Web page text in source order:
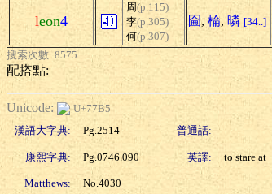
leon4
周(p.115)
李(p.305)
何(p.307)
圇, 棆, 暽 [34..]
搜索次數: 8575
配搭點:
Unicode:
U+77B5
漢語大字典:
Pg.2514 普通話:
康熙字典: Pg.0746.090 英譯: to stare at
Matthews: No.4030